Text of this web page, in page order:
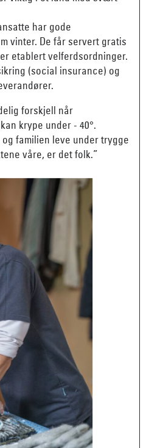
har gode
vinter. De får servert gratis
etablert velferdsordninger.
(social insurance) og
forskjell når
krype under - 40°.
familien leve under trygge
våre, er det folk.”